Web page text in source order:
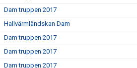
Dam truppen 2017
Hallvärmländskan Dam
Dam truppen 2017
Dam truppen 2017
Dam truppen 2017